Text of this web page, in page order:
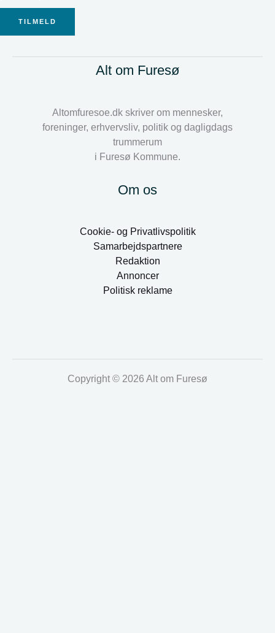
TILMELD
Alt om Furesø
Altomfuresoe.dk skriver om mennesker,
foreninger, erhvervsliv, politik og dagligdags
trummerum
i Furesø Kommune.
Om os
Cookie- og Privatlivspolitik
Samarbejdspartnere
Redaktion
Annoncer
Politisk reklame
Copyright © 2026 Alt om Furesø